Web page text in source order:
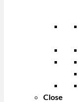
Close